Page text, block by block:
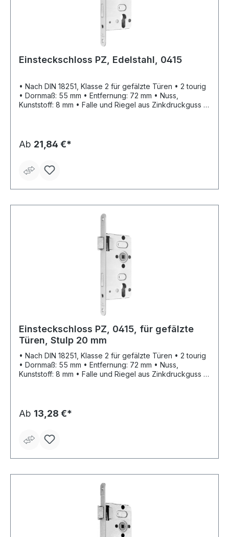
Einsteckschloss PZ, Edelstahl, 0415
• Nach DIN 18251, Klasse 2 für gefälzte Türen • 2 tourig
• Dornmaß: 55 mm • Entfernung: 72 mm • Nuss,
Kunststoff: 8 mm • Falle und Riegel aus Zinkdruckguss •
Ab 21,84 €*
Einsteckschloss PZ, 0415, für gefälzte
Türen, Stulp 20 mm
• Nach DIN 18251, Klasse 2 für gefälzte Türen • 2 tourig
• Dornmaß: 55 mm • Entfernung: 72 mm • Nuss,
Kunststoff: 8 mm • Falle und Riegel aus Zinkdruckguss •
Ab 13,28 €*